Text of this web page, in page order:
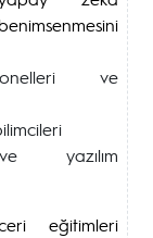
ve
yazılım
eğitimleri